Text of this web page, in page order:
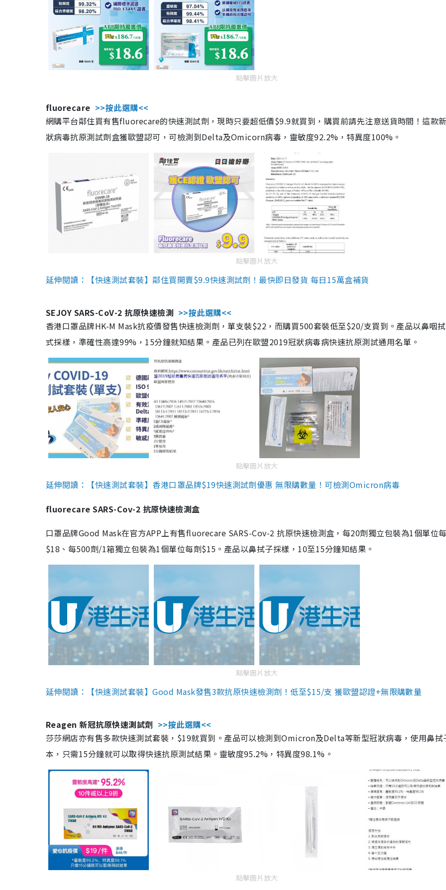
點擊圖片放大
fluorecare >>按此選購<<
網購平台鄰住買有售fluorecare的快速測試劑，現時只要超低價$9.9就買到，購買前請先注意送貨時間！這款
狀病毒抗原測試劑盒獲歐盟認可，可檢測到Delta及Omicorn病毒，靈敏度92.2%，特異度100%。
點擊圖片放大
延伸閱讀：【快速測試套裝】鄰住買開賣$9.9快速測試劑！最快即日發貨 每日15萬盒補貨
SEJOY SARS-CoV-2 抗原快速檢測 >>按此選購<<
香港口罩品牌HK-M Mask抗疫價發售快速檢測劑，單支裝$22，而購買500套裝低至$20/支買到。產品以鼻咽
式採樣，準確性高達99%，15分鐘就知結果。產品已列在歐盟2019冠狀病毒病快速抗原測試通用名單。
點擊圖片放大
延伸閱讀：【快速測試套裝】香港口罩品牌$19快速測試劑優惠 無限購數量！可檢測Omicron病毒
fluorecare SARS-Cov-2 抗原快速檢測盒
口罩品牌Good Mask在官方APP上有售fluorecare SARS-Cov-2 抗原快速檢測盒，每20劑獨立包裝為1個單位
$18、每500劑/1箱獨立包裝為1個單位每劑$15。產品以鼻拭子採樣，10至15分鐘知結果。
點擊圖片放大
延伸閱讀：【快速測試套裝】Good Mask發售3款抗原快速檢測劑！低至$15/支 獲歐盟認證+無限購數量
Reagen 新冠抗原快速測試劑 >>按此選購<<
莎莎網店亦有售多款快速測試套裝，$19就買到。產品可以檢測到Omicron及Delta等新型冠狀病毒，使用鼻拭
本，只需15分鐘就可以取得快速抗原測試結果。靈敏度95.2%，特異度98.1%。
點擊圖片放大